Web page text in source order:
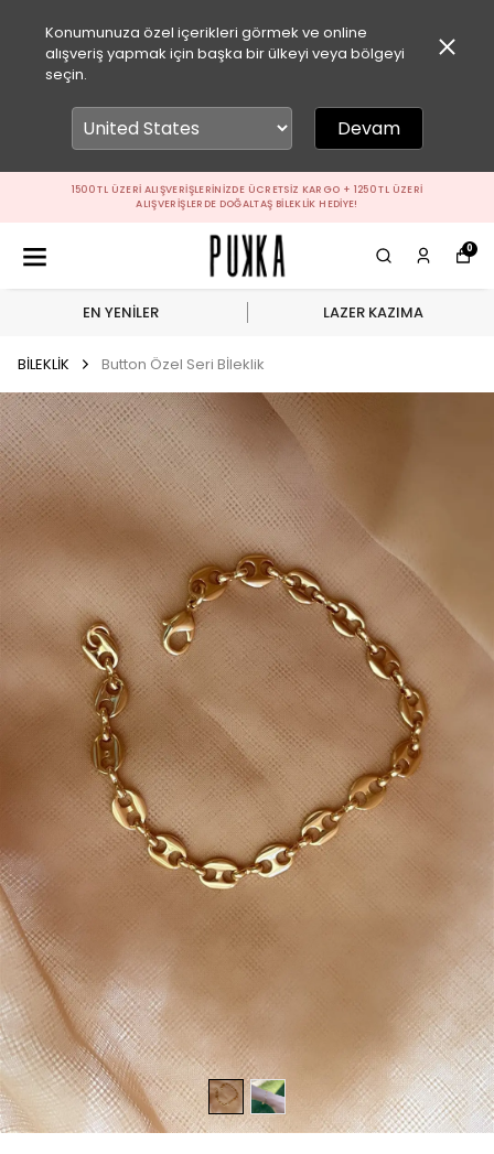
Konumunuza özel içerikleri görmek ve online
alışveriş yapmak için başka bir ülkeyi veya bölgeyi
seçin.
Devam
1500 TL ÜZERI ALIŞVERIŞLERINIZDE ÜCRETSIZ KARGO + 1250 TL ÜZERI
ALIŞVERIŞLERDE DOĞALTAŞ BILEKLIK HEDIYE!
0
EN YENİLER LAZER KAZIMA
BİLEKLİK Button Özel Seri Bİleklik